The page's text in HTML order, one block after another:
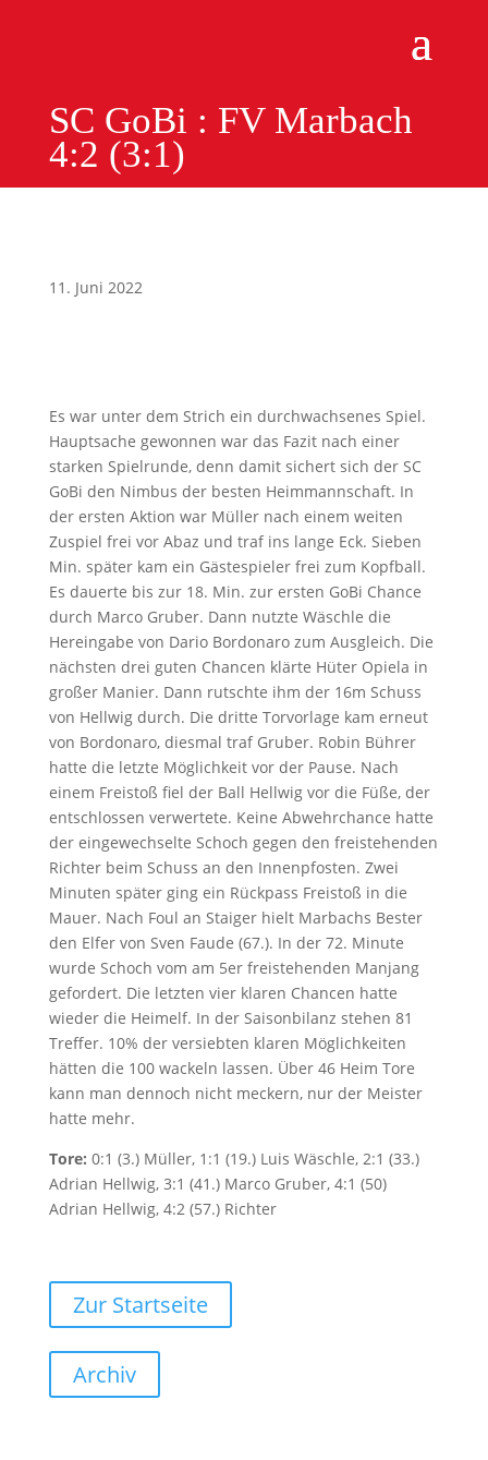
SC GoBi : FV Marbach
4:2 (3:1)
11. Juni 2022
Es war unter dem Strich ein durchwachsenes Spiel.
Hauptsache gewonnen war das Fazit nach einer
starken Spielrunde, denn damit sichert sich der SC
GoBi den Nimbus der besten Heimmannschaft. In
der ersten Aktion war Müller nach einem weiten
Zuspiel frei vor Abaz und traf ins lange Eck. Sieben
Min. später kam ein Gästespieler frei zum Kopfball.
Es dauerte bis zur 18. Min. zur ersten GoBi Chance
durch Marco Gruber. Dann nutzte Wäschle die
Hereingabe von Dario Bordonaro zum Ausgleich. Die
nächsten drei guten Chancen klärte Hüter Opiela in
großer Manier. Dann rutschte ihm der 16m Schuss
von Hellwig durch. Die dritte Torvorlage kam erneut
von Bordonaro, diesmal traf Gruber. Robin Bührer
hatte die letzte Möglichkeit vor der Pause. Nach
einem Freistoß fiel der Ball Hellwig vor die Füße, der
entschlossen verwertete. Keine Abwehrchance hatte
der eingewechselte Schoch gegen den freistehenden
Richter beim Schuss an den Innenpfosten. Zwei
Minuten später ging ein Rückpass Freistoß in die
Mauer. Nach Foul an Staiger hielt Marbachs Bester
den Elfer von Sven Faude (67.). In der 72. Minute
wurde Schoch vom am 5er freistehenden Manjang
gefordert. Die letzten vier klaren Chancen hatte
wieder die Heimelf. In der Saisonbilanz stehen 81
Treffer. 10% der versiebten klaren Möglichkeiten
hätten die 100 wackeln lassen. Über 46 Heim Tore
kann man dennoch nicht meckern, nur der Meister
hatte mehr.
Tore: 0:1 (3.) Müller, 1:1 (19.) Luis Wäschle, 2:1 (33.)
Adrian Hellwig, 3:1 (41.) Marco Gruber, 4:1 (50)
Adrian Hellwig, 4:2 (57.) Richter
Zur Startseite
Archiv